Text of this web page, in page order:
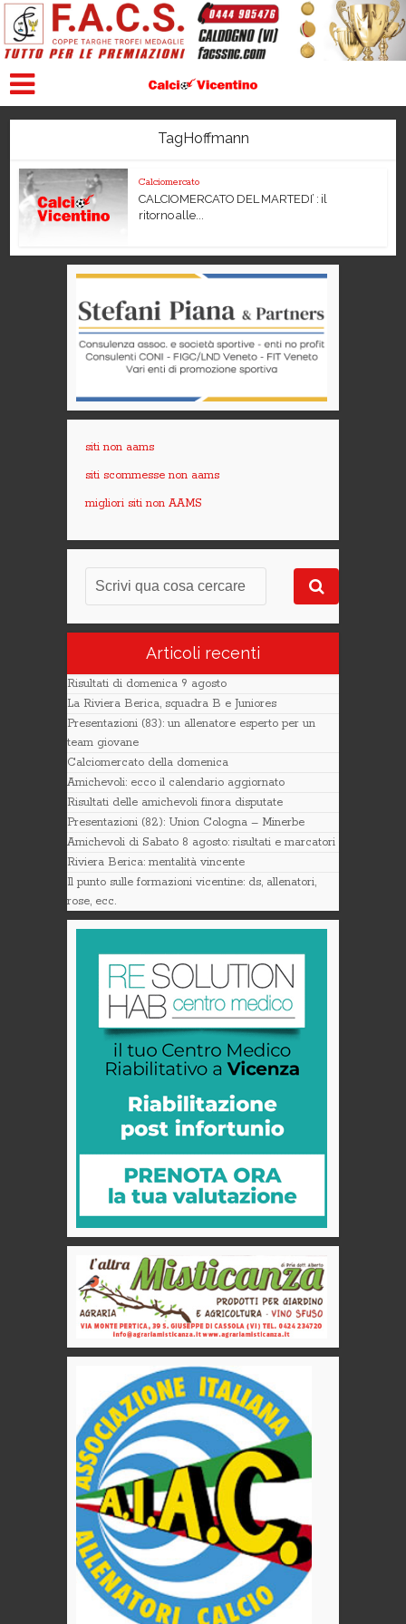
TagHoffmann
Calciomercato
CALCIOMERCATO DEL MARTEDI’ : il
ritorno alle...
siti non aams
siti scommesse non aams
migliori siti non AAMS
Articoli recenti
Risultati di domenica 9 agosto
La Riviera Berica, squadra B e Juniores
Presentazioni (83): un allenatore esperto per un
team giovane
Calciomercato della domenica
Amichevoli: ecco il calendario aggiornato
Risultati delle amichevoli finora disputate
Presentazioni (82): Union Cologna – Minerbe
Amichevoli di Sabato 8 agosto: risultati e marcatori
Riviera Berica: mentalità vincente
Il punto sulle formazioni vicentine: ds, allenatori,
rose, ecc.